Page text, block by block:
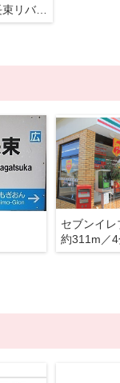
パークハウス長束リバーフロント
約311m／